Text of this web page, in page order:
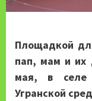
Площадкой
пап, мам и их
мая, в селе
Угранской